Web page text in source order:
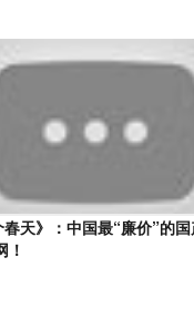
春天》：中国最“廉价”的
！